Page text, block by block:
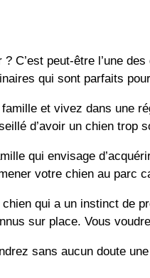
C’est peut-être l’une
qui sont parfaits
et vivez dans une
d’avoir un chien trop
qui envisage
votre chien au parc
qui a un instinct de
sur place. Vous
sans aucun doute